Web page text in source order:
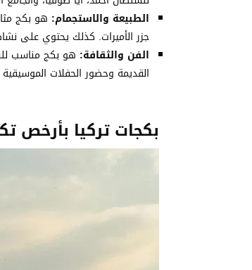
الطبيعة والاستجمام: هو بكج
جزر الأميرات. كذلك يحتوي على
الفن والثقافة: هو بكج مناسب
القديمة وحضور الحفلات
بكجات تركيا بأرخص